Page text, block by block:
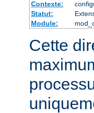
Contexte:
Statut:
Module:
Cette